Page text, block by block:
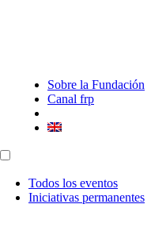
Sobre la Fundación
Canal frp
Todos los eventos
Iniciativas permanentes